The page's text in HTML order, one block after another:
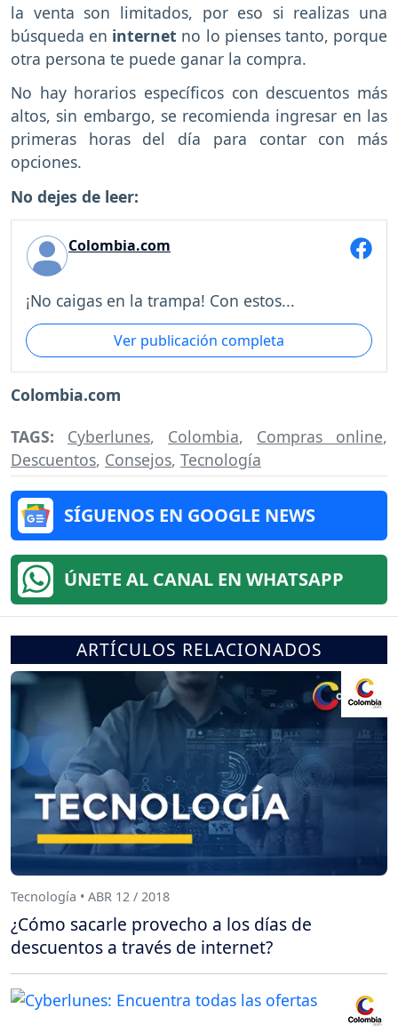
la venta son limitados, por eso si realizas una
búsqueda en internet no lo pienses tanto, porque
otra persona te puede ganar la compra.
No hay horarios específicos con descuentos más
altos, sin embargo, se recomienda ingresar en las
primeras horas del día para contar con más
opciones.
No dejes de leer:
Colombia.com
¡No caigas en la trampa! Con estos...
Ver publicación completa
Colombia.com
TAGS: Cyberlunes, Colombia, Compras online,
Descuentos, Consejos, Tecnología
SÍGUENOS EN GOOGLE NEWS
ÚNETE AL CANAL EN WHATSAPP
ARTÍCULOS RELACIONADOS
Tecnología • ABR 12 / 2018
¿Cómo sacarle provecho a los días de
descuentos a través de internet?